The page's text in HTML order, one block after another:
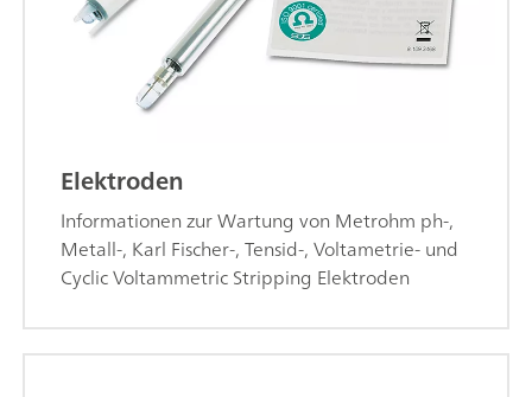
Elektroden
Informationen zur Wartung von Metrohm ph-,
Metall-, Karl Fischer-, Tensid-, Voltametrie- und
Cyclic Voltammetric Stripping Elektroden